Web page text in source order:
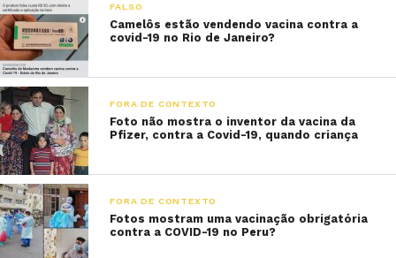
FALSO
Camelôs estão vendendo vacina contra a
covid-19 no Rio de Janeiro?
FORA DE CONTEXTO
Foto não mostra o inventor da vacina da
Pfizer, contra a Covid-19, quando criança
FORA DE CONTEXTO
Fotos mostram uma vacinação obrigatória
contra a COVID-19 no Peru?